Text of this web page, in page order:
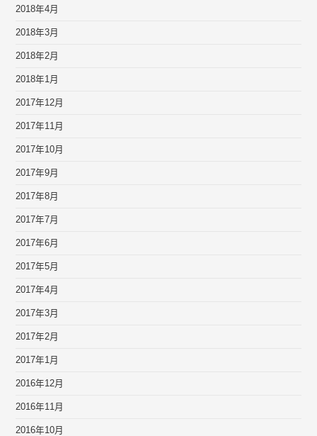
2018年4月
2018年3月
2018年2月
2018年1月
2017年12月
2017年11月
2017年10月
2017年9月
2017年8月
2017年7月
2017年6月
2017年5月
2017年4月
2017年3月
2017年2月
2017年1月
2016年12月
2016年11月
2016年10月